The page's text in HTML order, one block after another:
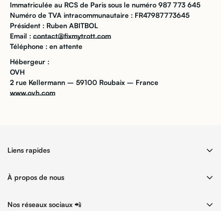
Immatriculée au RCS de Paris sous le numéro 987 773 645
Numéro de TVA intracommunautaire : FR47987773645
Président : Ruben ABITBOL
Email : contact@fixmytrott.com
Téléphone : en attente
Hébergeur :
OVH
2 rue Kellermann – 59100 Roubaix – France
www.ovh.com
Liens rapides
Produits
QUIZ - Quelle trott vous faut-il ?
À propos de nous
Nos réseaux sociaux 📲
Are you 18 years old or older?
No, I'm not